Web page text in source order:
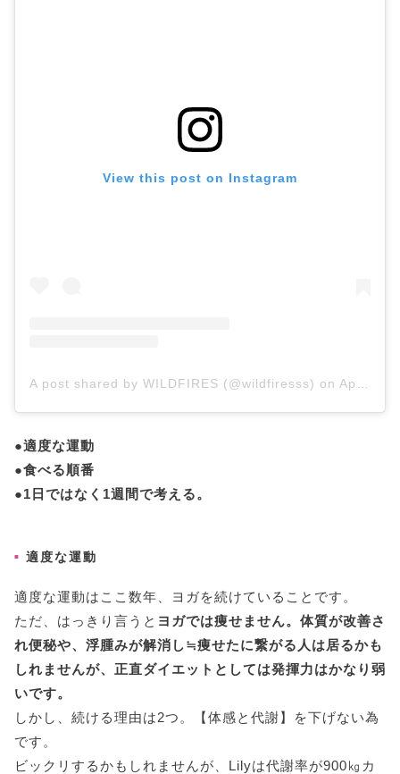
View this post on Instagram
A post shared by WILDFIRES (@wildfiresss) on Apr 12, 2016 at 1:01am PDT
●適度な運動
●食べる順番
●1日ではなく1週間で考える。
適度な運動
適度な運動はここ数年、ヨガを続けていることです。
ただ、はっきり言うと ヨガでは痩せません。体質が改善さ
れ便秘や、浮腫みが解消し≒痩せたに繋がる人は居るかも
しれませんが、正直ダイエットとしては発揮力はかなり弱
いです。
しかし、続ける理由は2つ。【体感と代謝】を下げない為
です。
ビックリするかもしれませんが、Lilyは代謝率が900㎏カ